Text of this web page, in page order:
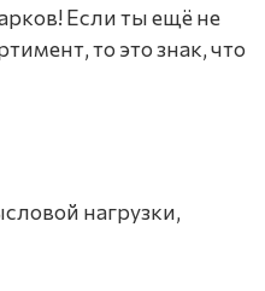
Если ты ещё не
то это знак, что
нагрузки,